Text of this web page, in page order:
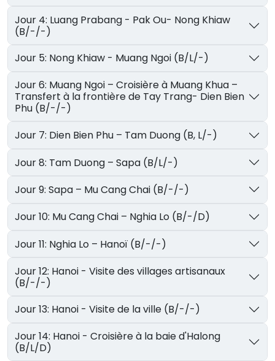
Jour 4: Luang Prabang - Pak Ou- Nong Khiaw
(B/-/-)
Jour 5: Nong Khiaw - Muang Ngoi (B/L/-)
Jour 6: Muang Ngoi – Croisière à Muang Khua –
Transfert à la frontière de Tay Trang- Dien Bien
Phu (B/-/-)
Jour 7: Dien Bien Phu – Tam Duong (B, L/-)
Jour 8: Tam Duong – Sapa (B/L/-)
Jour 9: Sapa – Mu Cang Chai (B/-/-)
Jour 10: Mu Cang Chai – Nghia Lo (B/-/D)
Jour 11: Nghia Lo – Hanoï (B/-/-)
Jour 12: Hanoi - Visite des villages artisanaux
(B/-/-)
Jour 13: Hanoi - Visite de la ville (B/-/-)
Jour 14: Hanoi - Croisière à la baie d'Halong
(B/L/D)